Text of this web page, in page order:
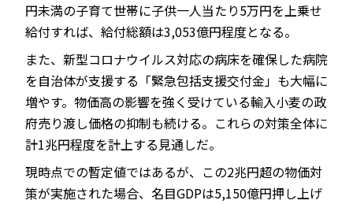
円未満の子育て世帯に子供一人当たり5万円を上乗せ
給付すれば、給付総額は3,053億円程度となる。
また、新型コロナウイルス対応の病床を確保した病院
を自治体が支援する「緊急包括支援交付金」も大幅に
増やす。物価高の影響を強く受けている輸入小麦の政
府売り渡し価格の抑制も続ける。これらの対策全体に
計1兆円程度を計上する見通しだ。
現時点での暫定値ではあるが、この2兆円超の物価対
策が実施された場合、名目GDPは5,150億円押し上げ